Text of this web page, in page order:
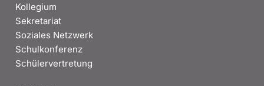
Kollegium
Sekretariat
Soziales Netzwerk
Schulkonferenz
Schülervertretung